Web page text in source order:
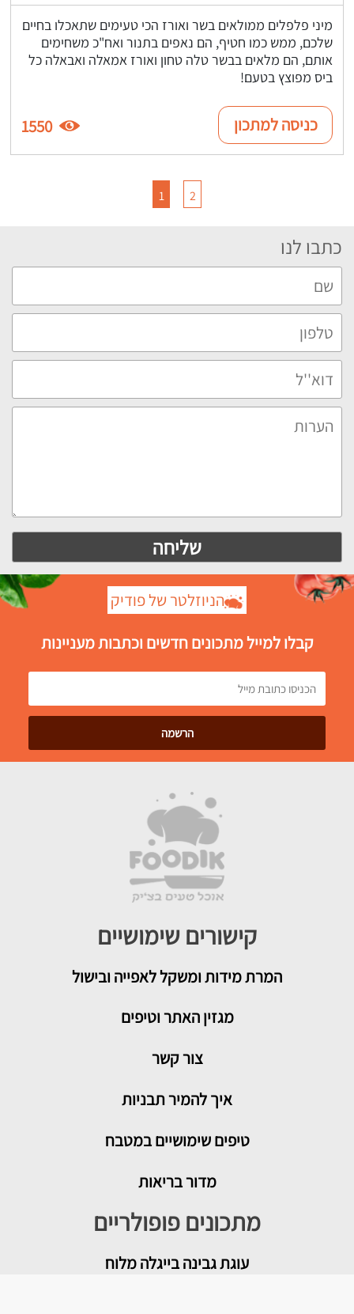
מיני פלפלים ממולאים בשר ואורז הכי טעימים שתאכלו בחיים
שלכם, ממש כמו חטיף, הם נאפים בתנור ואח"כ משחימים
אותם, הם מלאים בבשר טלה טחון ואורז אמאלה ואבאלה כל
ביס מפוצץ בטעם!
כניסה למתכון 1550
1 2
כתבו לנו
הניוזלטר של פודיק
קבלו למייל מתכונים חדשים וכתבות מעניינות
קישורים שימושיים
המרת מידות ומשקל לאפייה ובישול
מגזין האתר וטיפים
צור קשר
איך להמיר תבניות
טיפים שימושיים במטבח
מדור בריאות
מתכונים פופולריים
עוגת גבינה בייגלה מלוח